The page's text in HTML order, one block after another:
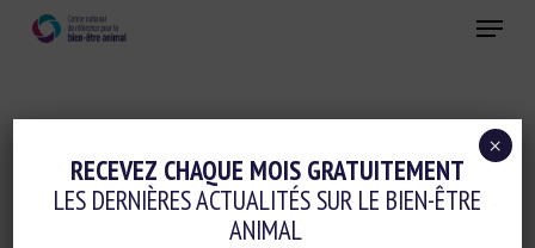
Menu
THÉMATIQUE :RELATIONS INTER-
ESPÈCES
RECEVEZ CHAQUE MOIS GRATUITEMENT
LES DERNIÈRES ACTUALITÉS SUR LE BIEN-ÊTRE
ANIMAL
×